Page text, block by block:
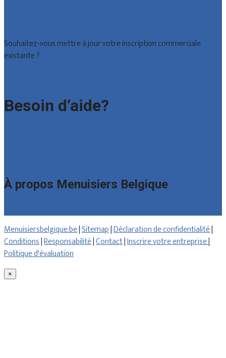
Souhaitez-vous mettre à jour votre inscription commerciale
existante ?
Besoin d’aide?
À propos Menuisiers Belgique
Menuisiersbelgique.be|Sitemap|Déclaration de confidentialité|
Conditions|Responsabilité|Contact|Inscrire votre entreprise|
Politique d'évaluation
×